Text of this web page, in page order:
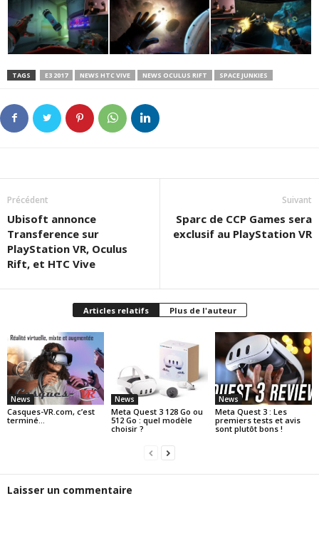
TAGS E3 2017 NEWS HTC VIVE NEWS OCULUS RIFT SPACE JUNKIES
Précédent
Ubisoft annonce
Transference sur
PlayStation VR, Oculus
Rift, et HTC Vive
Suivant
Sparc de CCP Games sera
exclusif au PlayStation VR
Articles relatifs Plus de l'auteur
News
Casques-VR.com, c’est
terminé…
News
Meta Quest 3 128 Go ou
512 Go : quel modèle
choisir ?
News
Meta Quest 3 : Les
premiers tests et avis
sont plutôt bons !
Laisser un commentaire